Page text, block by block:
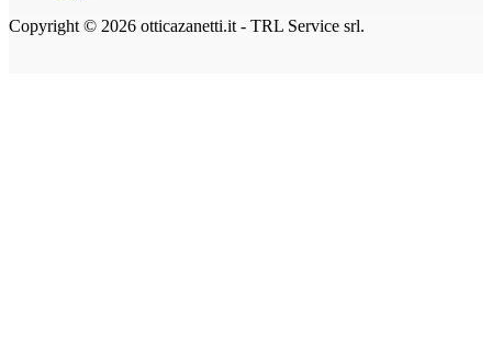
Copyright © 2026 otticazanetti.it - TRL Service srl.